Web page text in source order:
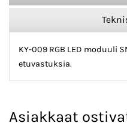
KY-009 RGB LED moduuli
etuvastuksia.
Asiakkaat